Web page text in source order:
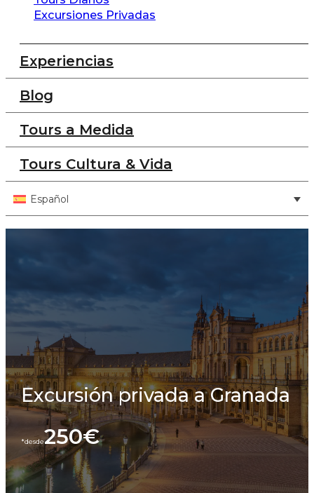
Excursiones Privadas
Experiencias
Blog
Tours a Medida
Tours Cultura & Vida
Español
Excursión privada a Granada
250€